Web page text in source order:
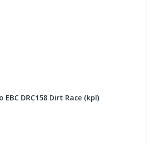
DRC158 Dirt Race (kpl)